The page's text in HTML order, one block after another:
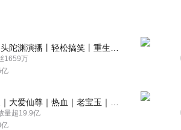
1659万
亿
量超19.9亿
亿